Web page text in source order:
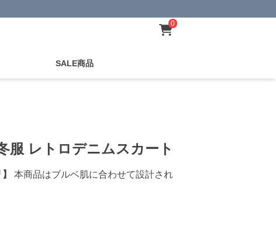
0
SALE商品
服 レトロデニムスカート
本商品はブルベ肌に合わせて設計され